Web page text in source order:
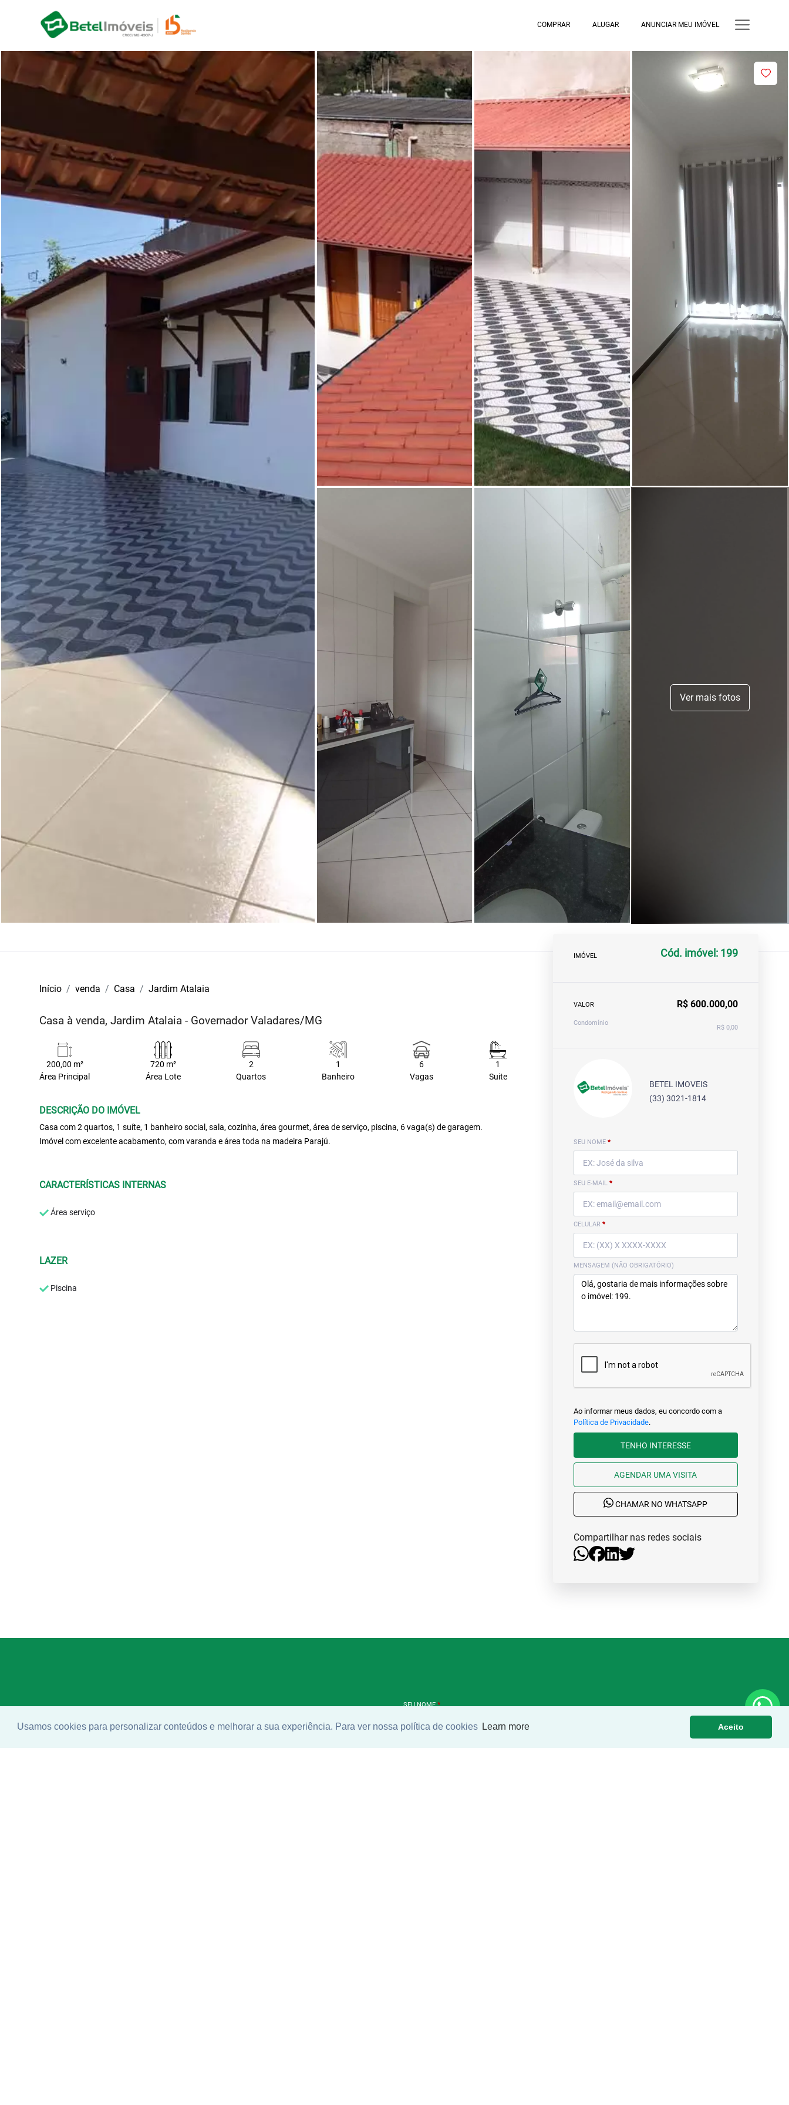
Usamos cookies para personalizar conteúdos e melhorar a sua experiência. Para ver nossa política de cookies Learn more Aceito
COMPRAR ALUGAR ANUNCIAR MEU IMÓVEL
Ver mais fotos
Início venda Casa Jardim Atalaia
Casa à venda, Jardim Atalaia - Governador Valadares/MG
200,00 m²
Área Principal
720 m²
Área Lote
2
Quartos
1
Banheiro
6
Vagas
1
Suite
DESCRIÇÃO DO IMÓVEL
Casa com 2 quartos, 1 suíte, 1 banheiro social, sala, cozinha, área gourmet, área de serviço, piscina, 6 vaga(s) de garagem.
Imóvel com excelente acabamento, com varanda e área toda na madeira Parajú.
CARACTERÍSTICAS INTERNAS
Área serviço
LAZER
Piscina
IMÓVEL Cód. imóvel: 199
VALOR R$ 600.000,00
Condomínio
R$ 0,00
BETEL IMOVEIS
(33) 3021-1814
SEU NOME *
SEU E-MAIL *
CELULAR *
MENSAGEM (NÃO OBRIGATÓRIO)
Ao informar meus dados, eu concordo com a
Política de Privacidade.
TENHO INTERESSE
AGENDAR UMA VISITA
CHAMAR NO WHATSAPP
Compartilhar nas redes sociais
SEU NOME*